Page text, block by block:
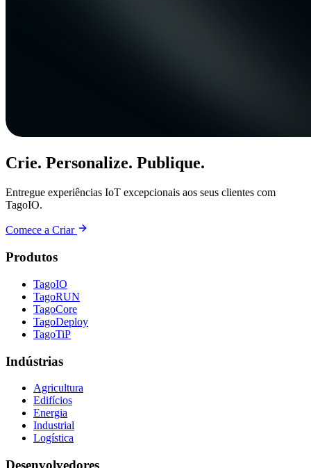
Crie. Personalize. Publique.
Entregue experiências IoT excepcionais aos seus clientes com
TagoIO.
Comece a Criar
Produtos
TagoIO
TagoRUN
TagoCore
TagoDeploy
TagoTiP
Indústrias
Agricultura
Edifícios
Energia
Industrial
Logística
Desenvolvedores